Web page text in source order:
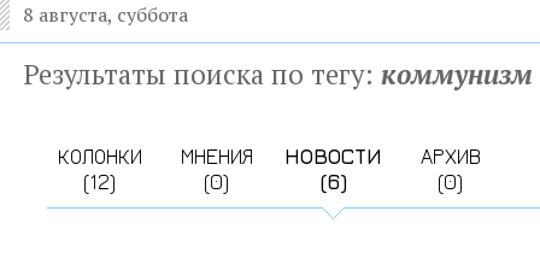
8 августа, суббота
Результаты поиска по тегу: коммунизм
КОЛОНКИ
(12)
МНЕНИЯ
(0)
НОВОСТИ
(6)
АРХИВ
(0)